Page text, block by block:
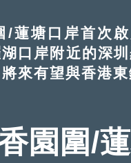
塘口岸首次啟
口岸附近的深
來有望與香港
園圍/